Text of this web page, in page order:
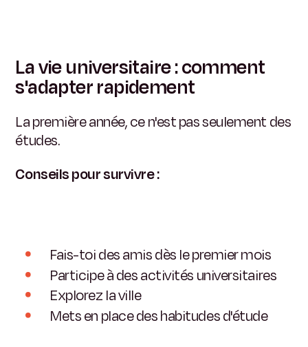
La vie universitaire : comment
s'adapter rapidement
La première année, ce n'est pas seulement des
études.
Conseils pour survivre :
Fais-toi des amis dès le premier mois
Participe à des activités universitaires
Explorez la ville
Mets en place des habitudes d'étude